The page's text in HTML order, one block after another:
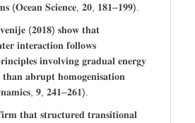
(𝐎𝐜𝐞𝐚𝐧 𝐒𝐜𝐢𝐞𝐧𝐜𝐞, 𝟐𝟎, 𝟏𝟖𝟏–𝟏𝟗𝟗).
(𝟐𝟎𝟏𝟖) 𝐬𝐡𝐨𝐰 𝐭𝐡𝐚𝐭
𝐢𝐧𝐭𝐞𝐫𝐚𝐜𝐭𝐢𝐨𝐧 𝐟𝐨𝐥𝐥𝐨𝐰𝐬
𝐢𝐧𝐯𝐨𝐥𝐯𝐢𝐧𝐠 𝐠𝐫𝐚𝐝𝐮𝐚𝐥 𝐞𝐧𝐞𝐫𝐠𝐲
𝐭𝐡𝐚𝐧 𝐚𝐛𝐫𝐮𝐩𝐭 𝐡𝐨𝐦𝐨𝐠𝐞𝐧𝐢𝐬𝐚𝐭𝐢𝐨𝐧
𝟗, 𝟐𝟒𝟏–𝟐𝟔𝟏).
𝐭𝐡𝐚𝐭 𝐬𝐭𝐫𝐮𝐜𝐭𝐮𝐫𝐞𝐝 𝐭𝐫𝐚𝐧𝐬𝐢𝐭𝐢𝐨𝐧𝐚𝐥